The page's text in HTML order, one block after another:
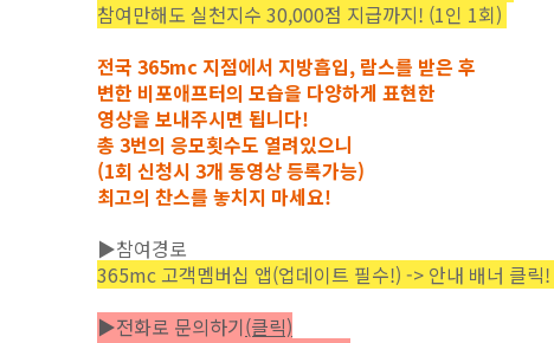
참여만해도 실천지수 30,000점 지급까지! (1인 1회)
전국 365mc 지점에서 지방흡입, 람스를 받은 후
변한 비포애프터의 모습을 다양하게 표현한
영상을 보내주시면 됩니다!
총 3번의 응모횟수도 열려있으니
(1회 신청시 3개 동영상 등록가능)
최고의 찬스를 놓치지 마세요!
▶참여경로
365mc 고객멤버십 앱(업데이트 필수!) -> 안내 배너 클릭!
▶전화로 문의하기(클릭)